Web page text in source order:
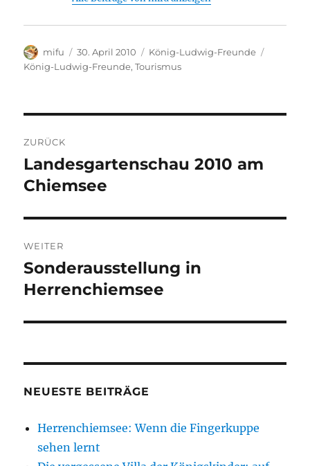
st
Autor
mifu
Veröffentlicht
am
30. April 2010 Kategorien
König-Ludwig-Freunde
König-Ludwig-Freunde,Tourismus
ZURÜCK
Vorheriger
Beitrag:
Landesgartenschau 2010 am
Chiemsee
WEITER
Nächster
Beitrag:
Sonderausstellung in
Herrenchiemsee
NEUESTE BEITRÄGE
Herrenchiemsee: Wenn die Fingerkuppe
sehen lernt